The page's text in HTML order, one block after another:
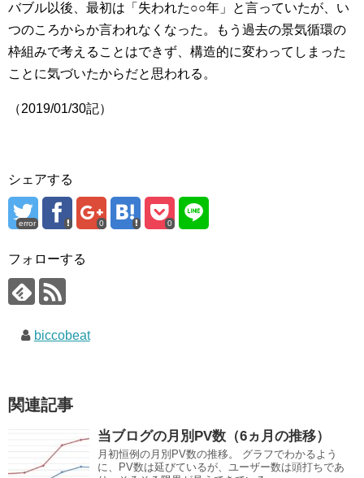
バブル以後、最初は「失われた○○年」と言っていたが、い
つのころからか言われなくなった。もう過去の景気循環の
枠組みで考えることはできず、構造的に変わってしまった
ことに気づいたからだと思われる。
（2019/01/30記）
シェアする
error 0 0
フォローする
biccobeat
関連記事
当ブログの月別PV数（6ヵ月の推移）
月初恒例の月別PV数の推移。 グラフでわかるよう
に、PV数は延びているが、ユーザー数は頭打ちであ